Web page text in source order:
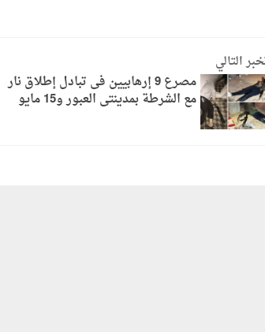
التالي
مصرع 9 إرهابيين فى تبادل إطلاق نار
مع الشرطة بمدينتى العبور و15 مايو